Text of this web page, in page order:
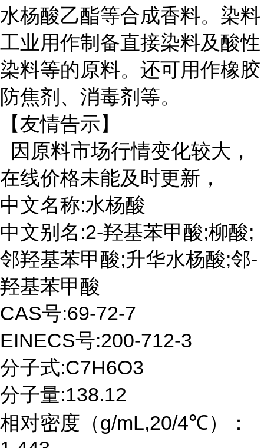
水杨酸乙酯等合成香料。染料
工业用作制备直接染料及酸性
染料等的原料。还可用作橡胶
防焦剂、消毒剂等。
【友情告示】
因原料市场行情变化较大，
在线价格未能及时更新，
中文名称:水杨酸
中文别名:2-羟基苯甲酸;柳酸;
邻羟基苯甲酸;升华水杨酸;邻-
羟基苯甲酸
CAS号:69-72-7
EINECS号:200-712-3
分子式:C7H6O3
分子量:138.12
相对密度（g/mL,20/4℃）：